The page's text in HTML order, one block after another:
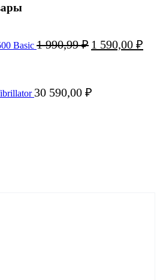
Basic 1 990,99₽ Первоначальная
цена
1 590,00 ₽
30 590,00 ₽